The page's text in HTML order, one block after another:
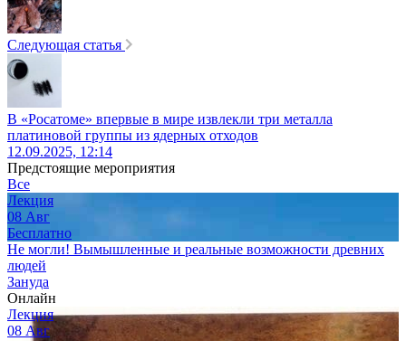
Следующая статья
В «Росатоме» впервые в мире извлекли три металла
платиновой группы из ядерных отходов
12.09.2025, 12:14
Предстоящие мероприятия
Все
Лекция
08 Авг
Бесплатно
Не могли! Вымышленные и реальные возможности древних
людей
Зануда
Онлайн
Лекция
08 Авг